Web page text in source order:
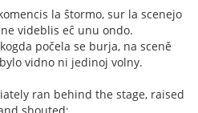
la ŝtormo, sur la scenejo
videblis eĉ unu ondo.
počela se burja, na sceně
vidno ni jedinoj volny.
ran behind the stage, raised